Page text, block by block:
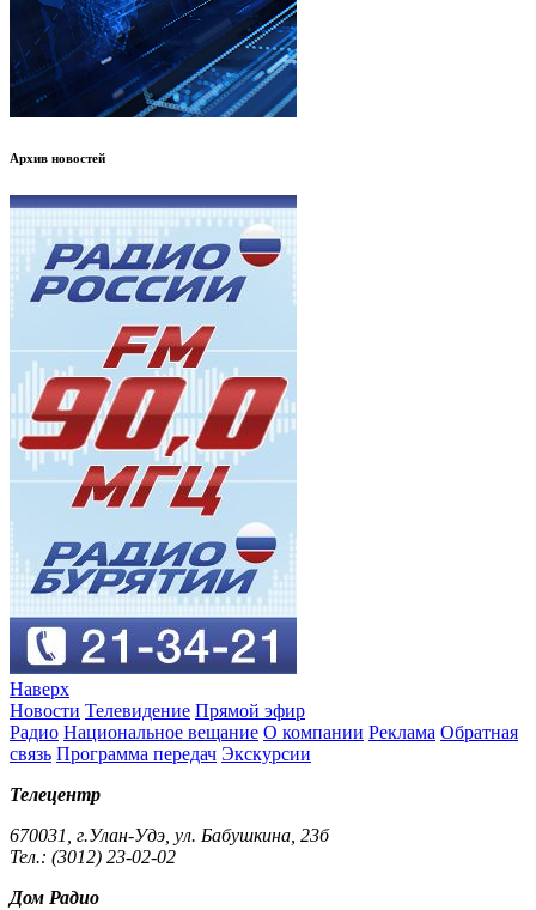
Архив новостей
Наверх
Новости Телевидение Прямой эфир
Радио Национальное вещание О компании Реклама Обратная
связь Программа передач Экскурсии
Телецентр
670031, г.Улан-Удэ, ул. Бабушкина, 23б
Тел.: (3012) 23-02-02
Дом Радио